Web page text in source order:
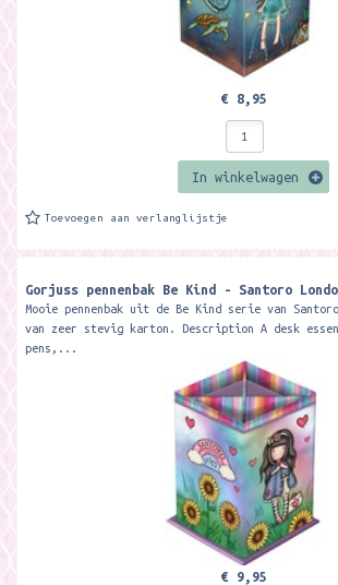
€ 8,95
In winkelwagen
Toevoegen aan verlanglijstje
Gorjuss pennenbak Be Kind - Santoro
Mooie pennenbak uit de Be Kind serie van Santoro
van zeer stevig karton. Description A desk
pens,...
€ 9,95